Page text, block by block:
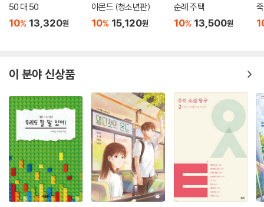
50 대 50
10% 13,320원
아몬드 (청소년판)
10% 15,120원
순례 주택
10% 13,500원
이 분야 신상품